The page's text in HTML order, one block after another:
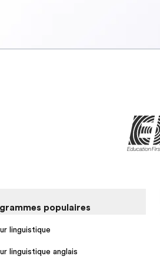
populaires
linguistique
linguistique anglais